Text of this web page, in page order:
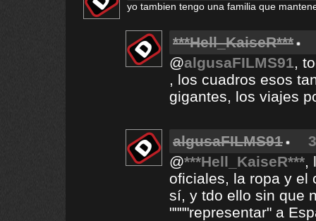
yo tambien tengo una familia que
***Hell_KaiseR***
@algusaFILMS91,
, los cuadros esos
gigantes, los viajes
algusaFILMS91
@***Hell_KaiseR***,
oficiales, la ropa y el
sí, y tdo ello sin que
""""representar" a